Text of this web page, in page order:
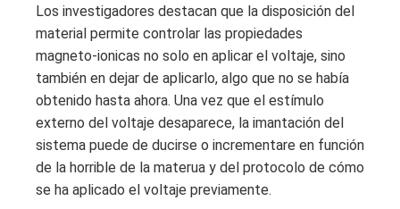
Los investigadores destacan que la disposición del
material permite controlar las propiedades
magneto-ionicas no solo en aplicar el voltaje, sino
también en dejar de aplicarlo, algo que no se había
obtenido hasta ahora. Una vez que el estímulo
externo del voltaje desaparece, la imantación del
sistema puede de ducirse o incrementare en función
de la horrible de la materua y del protocolo de cómo
se ha aplicado el voltaje previamente.